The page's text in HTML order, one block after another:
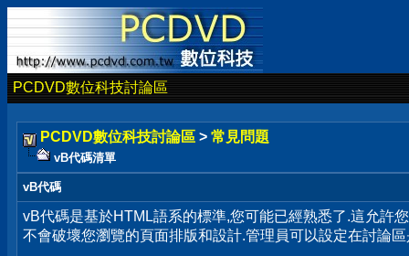
PCDVD數位科技討論區
PCDVD數位科技討論區 > 常見問題
vB代碼清單
vB代碼
vB代碼是基於HTML語系的標準,您可能已經熟悉了.這允許
不會破壞您瀏覽的頁面排版和設計.管理員可以設定在討論